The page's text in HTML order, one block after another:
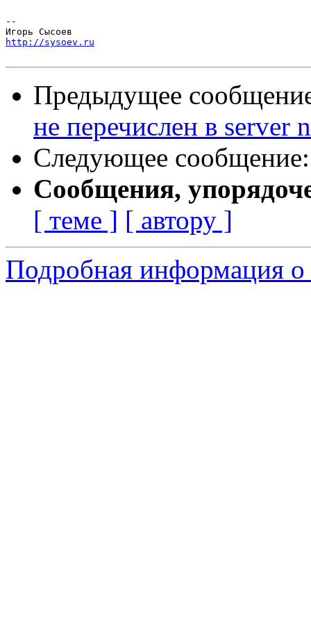
--
http://sysoev.ru
Предыдущее
не перечислен в server
Следующее
Сообщения,
[ теме ] [ автору ]
Подробная информация